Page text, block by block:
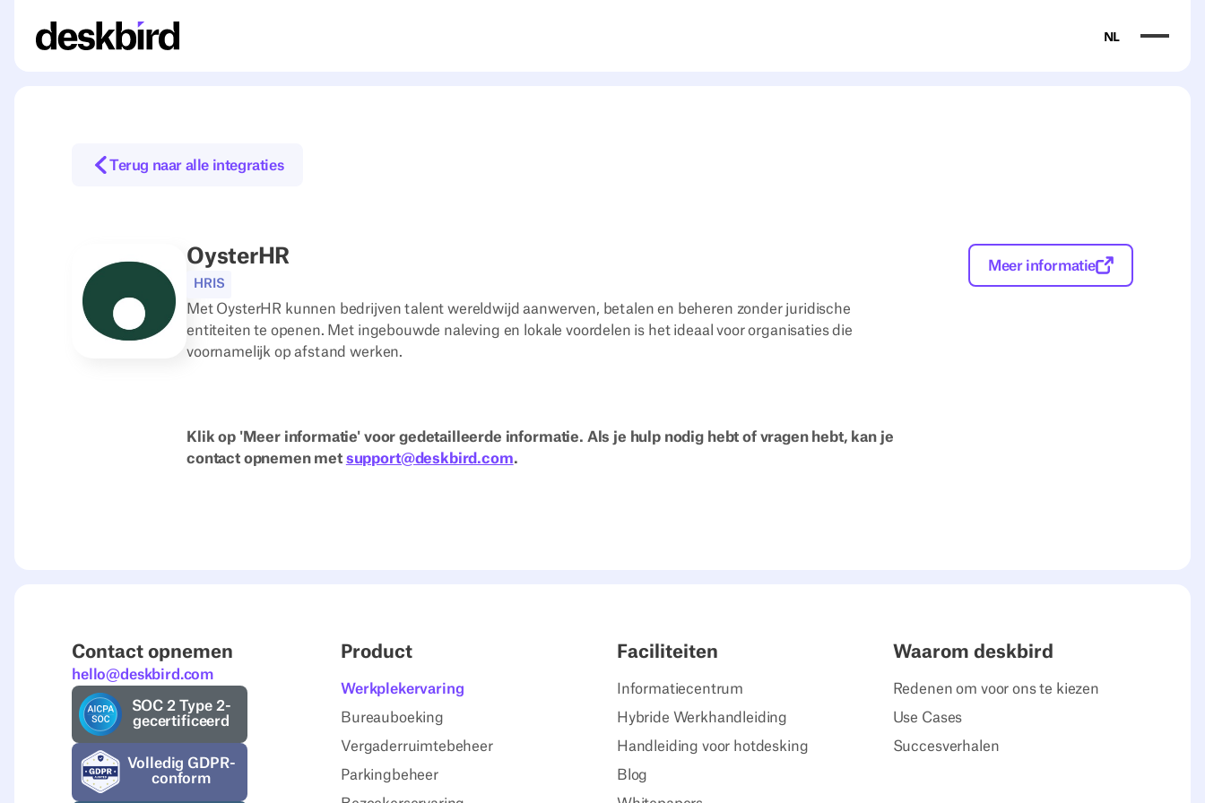
NL
Terug naar alle integraties
OysterHR
HRIS
Met OysterHR kunnen bedrijven talent wereldwijd aanwerven, betalen en beheren zonder juridische
entiteiten te openen. Met ingebouwde naleving en lokale voordelen is het ideaal voor organisaties die
voornamelijk op afstand werken.
Klik op 'Meer informatie' voor gedetailleerde informatie. Als je hulp nodig hebt of vragen hebt, kan je
contact opnemen met support@deskbird.com.
Meer informatie
Contact opnemen
hello@deskbird.com
SOC 2 Type 2-
gecertificeerd
Volledig GDPR-
conform
Product
Werkplekervaring
Bureauboeking
Vergaderruimtebeheer
Parkingbeheer
Faciliteiten
Informatiecentrum
Hybride Werkhandleiding
Handleiding voor hotdesking
Blog
Waarom deskbird
Redenen om voor ons te kiezen
Use Cases
Succesverhalen